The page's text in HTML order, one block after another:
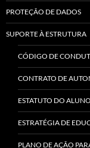
PROTEÇÃO DE DADOS
SUPORTE À ESTRUTURA
CÓDIGO DE
CONTRATO DE
ESTATUTO DO
ESTRATÉGIA DE
PLANO DE AÇÃO